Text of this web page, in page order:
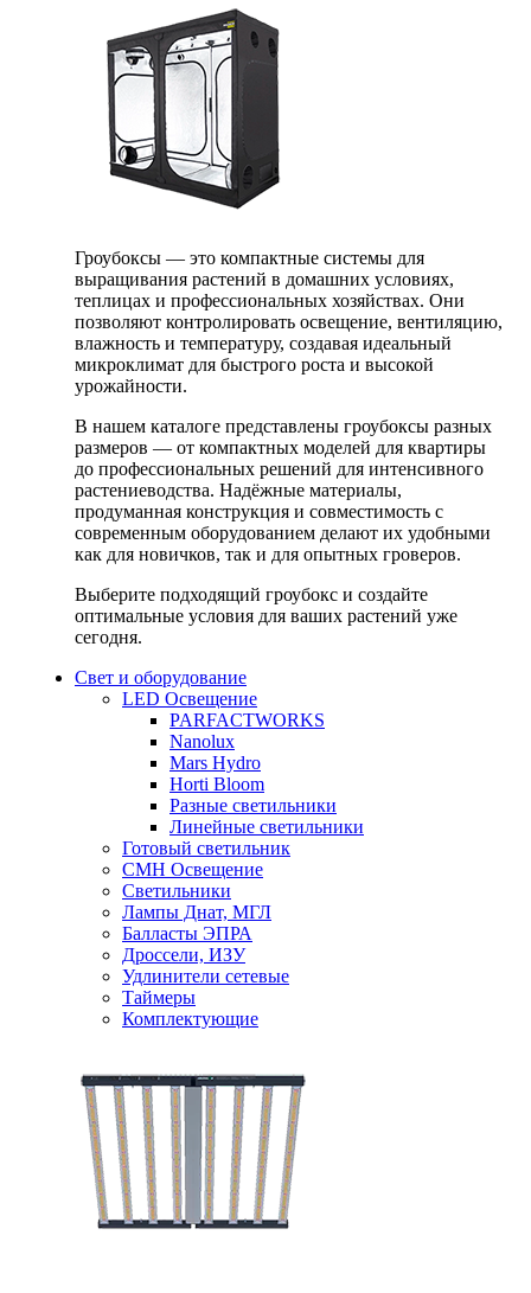
Гроубоксы — это компактные системы для
выращивания растений в домашних условиях,
теплицах и профессиональных хозяйствах. Они
позволяют контролировать освещение, вентиляцию,
влажность и температуру, создавая идеальный
микроклимат для быстрого роста и высокой
урожайности.
В нашем каталоге представлены гроубоксы разных
размеров — от компактных моделей для квартиры
до профессиональных решений для интенсивного
растениеводства. Надёжные материалы,
продуманная конструкция и совместимость с
современным оборудованием делают их удобными
как для новичков, так и для опытных гроверов.
Выберите подходящий гроубокс и создайте
оптимальные условия для ваших растений уже
сегодня.
Свет и оборудование
LED Освещение
PARFACTWORKS
Nanolux
Mars Hydro
Horti Bloom
Разные светильники
Линейные светильники
Готовый светильник
CMH Освещение
Светильники
Лампы Днат, МГЛ
Балласты ЭПРА
Дроссели, ИЗУ
Удлинители сетевые
Таймеры
Комплектующие